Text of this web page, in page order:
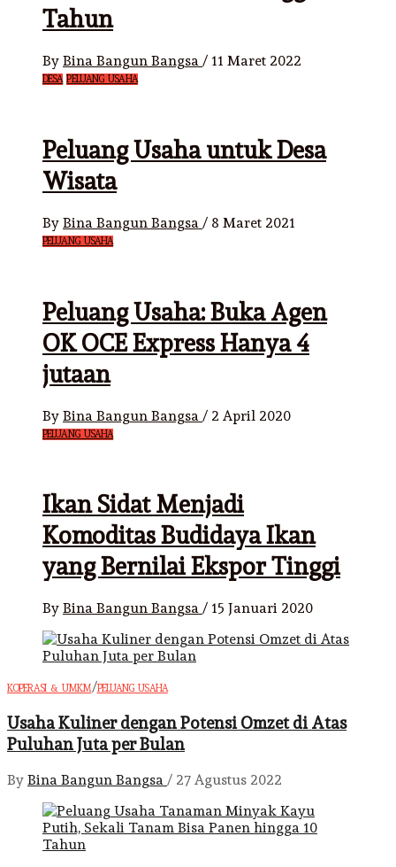
Tahun
By Bina Bangun Bangsa / 11 Maret 2022
DESA PELUANG USAHA
Peluang Usaha untuk Desa
Wisata
By Bina Bangun Bangsa / 8 Maret 2021
PELUANG USAHA
Peluang Usaha: Buka Agen
OK OCE Express Hanya 4
jutaan
By Bina Bangun Bangsa / 2 April 2020
PELUANG USAHA
Ikan Sidat Menjadi
Komoditas Budidaya Ikan
yang Bernilai Ekspor Tinggi
By Bina Bangun Bangsa / 15 Januari 2020
KOPERASI & UMKM/PELUANG USAHA
Usaha Kuliner dengan Potensi Omzet di Atas
Puluhan Juta per Bulan
By Bina Bangun Bangsa / 27 Agustus 2022